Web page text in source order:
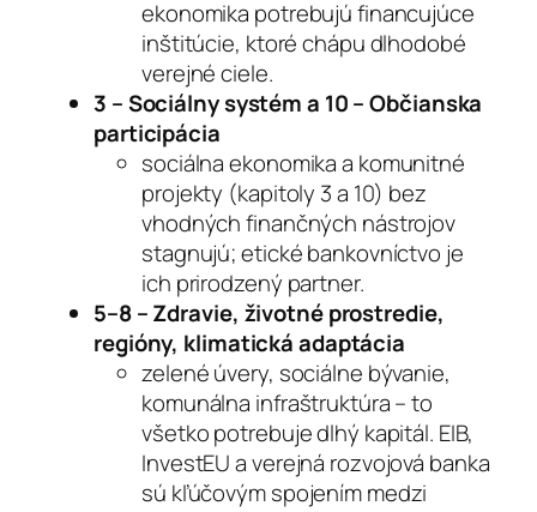
ekonomika potrebujú financujúce
inštitúcie, ktoré chápu dlhodobé
verejné ciele.
3 – Sociálny systém a 10 – Občianska
participácia
sociálna ekonomika a komunitné
projekty (kapitoly 3 a 10) bez
vhodných finančných nástrojov
stagnujú; etické bankovníctvo je
ich prirodzený partner.
5–8 – Zdravie, životné prostredie,
regióny, klimatická adaptácia
zelené úvery, sociálne bývanie,
komunálna infraštruktúra – to
všetko potrebuje dlhý kapitál. EIB,
InvestEU a verejná rozvojová banka
sú kľúčovým spojením medzi